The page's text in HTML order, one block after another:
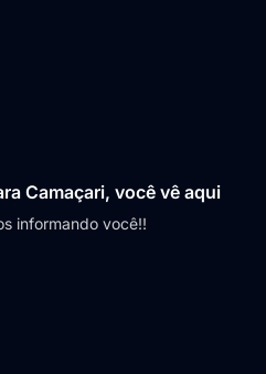
Camaçari, você vê aqui
informando você!!